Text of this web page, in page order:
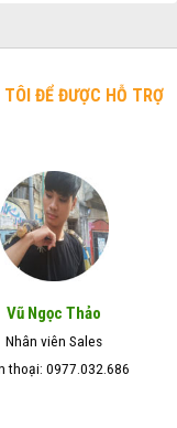
ĐỂ ĐƯỢC HỖ TRỢ
Vũ Ngọc Thảo
Nhân viên Sales
thoại: 0977.032.686